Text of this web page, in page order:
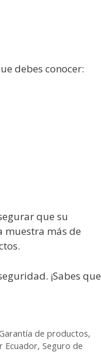
debes conocer:
que su
muestra más de
¡Sabes que
de productos,
Ecuador, Seguro de